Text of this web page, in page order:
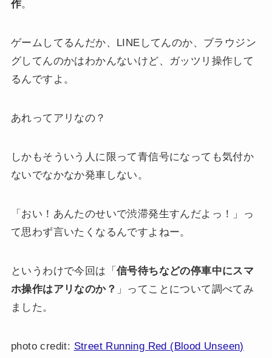
作。
ゲームしてるんだか、LINEしてんのか、ブラウジン
グしてんのかはわかんないけど、ガッツリ操作して
るんですよ。
あれってアリなの？
しかもそういう人に限って青信号になっても気付か
ないでなかなか発車しない。
「おい！あんたのせいで渋滞発生すんだよっ！」っ
て思わず言いたくなるんですよねー。
というわけで今回は「 信号待ちなどの停車中にスマ
ホ操作はアリなのか？ 」ってことについて調べてみ
ました。
photo credit: Street Running Red (Blood Unseen)